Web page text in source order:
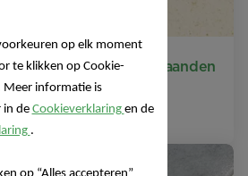
je baby vanaf 4 maanden
Download hier
op elk moment
te klikken op Cookie-
Meer informatie is
in de Cookieverklaring en de
.
op “Alles accepteren”